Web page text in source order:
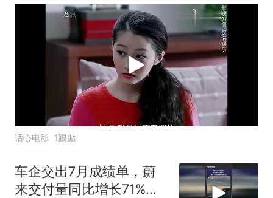
话心电影 1跟贴
车企交出7月成绩单，蔚
来交付量同比增长71%，